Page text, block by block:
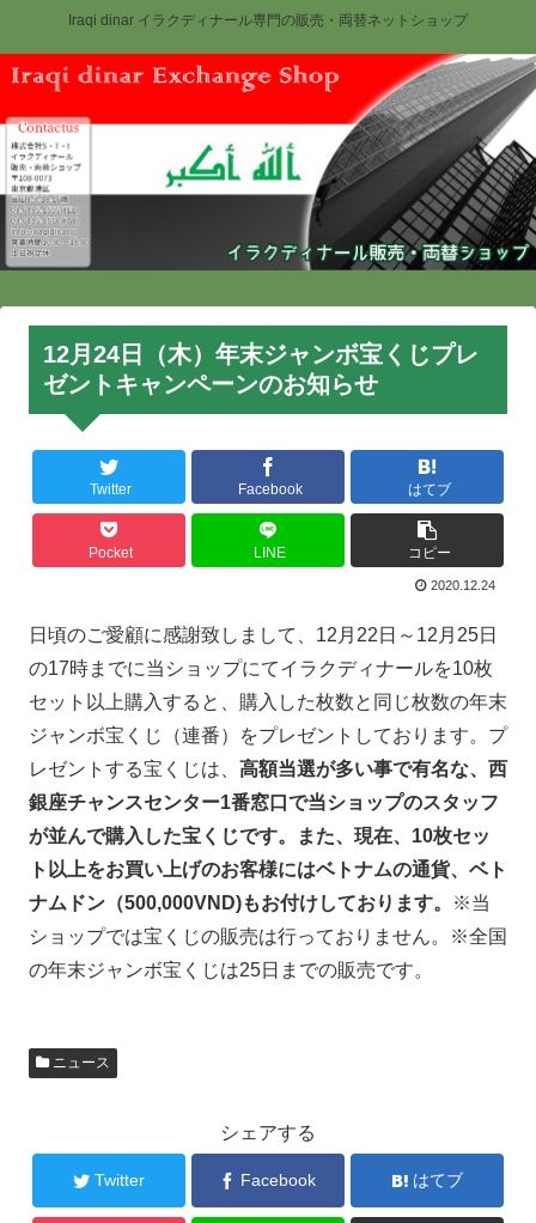
Iraqi dinar イラクディナール専門の販売・両替ネットショップ
12月24日（木）年末ジャンボ宝くじプレ
ゼントキャンペーンのお知らせ
Twitter Facebook はてブ
Pocket LINE コピー
2020.12.24
日頃のご愛顧に感謝致しまして、12月22日～12月25日
の17時までに当ショップにてイラクディナールを10枚
セット以上購入すると、購入した枚数と同じ枚数の年末
ジャンボ宝くじ（連番）をプレゼントしております。プ
レゼントする宝くじは、 高額当選が多い事で有名な、西
銀座チャンスセンター1番窓口で当ショップのスタッフ
が並んで購入した宝くじです。また、現在、10枚セッ
ト以上をお買い上げのお客様にはベトナムの通貨、ベト
ナムドン（500,000VND)もお付けしております。
※当
ショップでは宝くじの販売は行っておりません。※全国
の年末ジャンボ宝くじは25日までの販売です。
ニュース
シェアする
Twitter Facebook はてブ